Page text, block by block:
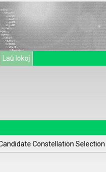
Laŭ lokoj
Constellation Selection